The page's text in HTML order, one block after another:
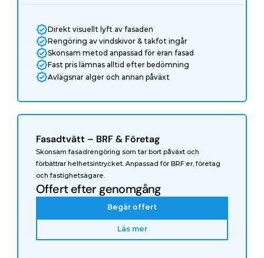
Direkt visuellt lyft av fasaden
Rengöring av vindskivor & takfot ingår
Skonsam metod anpassad för eran fasad
Fast pris lämnas alltid efter bedömning
Avlägsnar alger och annan påväxt
Fasadtvätt – BRF & Företag
Skonsam fasadrengöring som tar bort påväxt och
förbättrar helhetsintrycket. Anpassad för BRF:er, företag
och fastighetsägare.
Offert efter genomgång
Begär offert
Läs mer